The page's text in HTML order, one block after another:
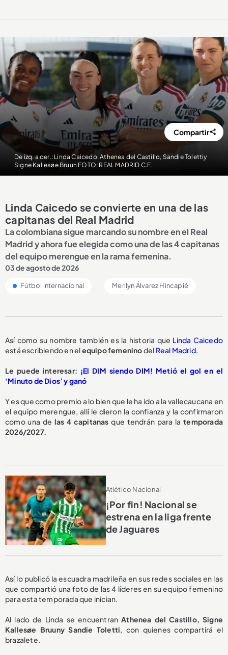
De izq. a der.: Linda Caicedo, Athenea del Castillo, Sandie Tolettiy
Signe Kallesøe Bruun FOTO: REAL MADRID C.F.
Compartir
Linda Caicedo se convierte en una de las
capitanas del Real Madrid
La colombiana sigue marcando su nombre en el Real
Madrid y ahora fue elegida como una de las 4 capitanas
del equipo merengue en la rama femenina.
03 de agosto de 2026
Fútbol internacional Merllyn Álvarez Hincapié
Así como su nombre también es la historia que Linda Caicedo
está escribiendo en elequipo femeninodel Real Madrid.
Le puede interesar: ¡El DIM siendo DIM! Metió el gol en el
‘Minuto de Dios’ y ganó
Y es que como premio a lo bien que le ha ido a la vallecaucana en
el equipo merengue, allí le dieron la confianza y la confirmaron
como una de las 4 capitanasque tendrán para latemporada
2026/2027.
Atlético Nacional
¡Por fin! Nacional se
estrena en la liga frente
de Jaguares
Así lo publicó la escuadra madrileña en sus redes sociales en las
que compartió una foto de las 4 líderes en su equipo femenino
para esta temporada que inician.
Al lado de Linda se encuentranAthenea del Castillo, Signe
Kallesøe Bruuny Sandie Toletti, con quienes compartirá el
brazalete.